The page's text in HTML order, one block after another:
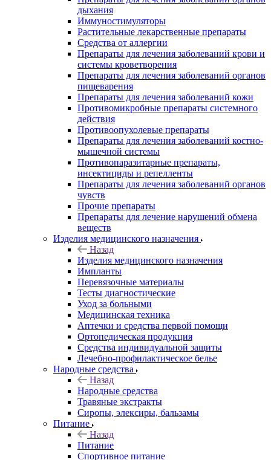
дыхания
Иммуностимуляторы
Растительные лекарственные препараты
Средства от аллергии
Препараты для лечения заболеваний крови и
системы кроветворения
Препараты для лечения заболеваний органов
пищеварения
Препараты для лечения заболеваний кожи
Противомикробные препараты системного
действия
Противоопухолевые препараты
Препараты для лечения заболеваний костно-
мышечной системы
Противопаразитарные препараты,
инсектициды и репелленты
Препараты для лечения заболеваний органов
чувств
Прочие препараты
Препараты для лечение нарушений обмена
веществ
Изделия медицинского назначения
Назад
Изделия медицинского назначения
Импланты
Перевязочные материалы
Тесты диагностические
Уход за больными
Медицинская техника
Аптечки и средства первой помощи
Ортопедическая продукция
Средства индивидуальной защиты
Лечебно-профилактическое белье
Народные средства
Назад
Народные средства
Травяные экстракты
Сиропы, элексиры, бальзамы
Питание
Назад
Питание
Спортивное питание